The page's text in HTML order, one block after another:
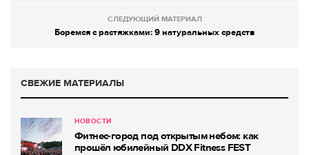
СЛЕДУЮЩИЙ МАТЕРИАЛ
Боремся с растяжками: 9 натуральных средств
СВЕЖИЕ МАТЕРИАЛЫ
НОВОСТИ
Фитнес-город под открытым небом: как
прошёл юбилейный DDX Fitness FEST